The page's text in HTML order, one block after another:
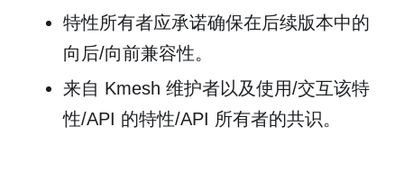
特性所有者应承诺确保在后续版本中的
向后/向前兼容性。
来自 Kmesh 维护者以及使用/交互该特
性/API 的特性/API 所有者的共识。